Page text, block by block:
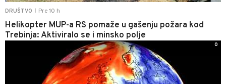
DRUŠTVO Pre 10 h
Helikopter MUP-a RS pomaže u gašenju požara kod
Trebinja: Aktiviralo se i minsko polje
0